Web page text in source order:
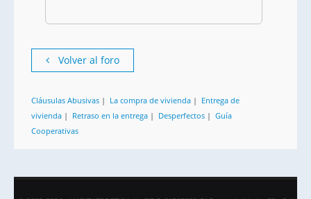
Volver al foro
Cláusulas Abusivas | La compra de vivienda | Entrega de
vivienda | Retraso en la entrega | Desperfectos | Guía
Cooperativas